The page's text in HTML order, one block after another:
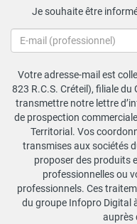
Je souhaite être
Votre adresse-mail est
823 R.C.S. Créteil), filiale
transmettre notre lettre
de prospection
Territorial. Vos
transmises aux sociétés
proposer des produits
professionnelles ou
professionnels. Ces
du groupe Infopro Digital
auprès